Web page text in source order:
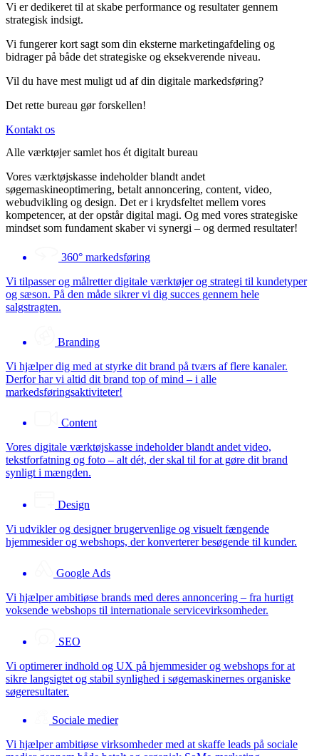
Vi er dedikeret til at skabe performance og resultater gennem
strategisk indsigt.
Vi fungerer kort sagt som din eksterne marketingafdeling og
bidrager på både det strategiske og eksekverende niveau.
Vil du have mest muligt ud af din digitale markedsføring?
Det rette bureau gør forskellen!
Kontakt os
Alle værktøjer samlet hos ét digitalt bureau
Vores værktøjskasse indeholder blandt andet
søgemaskineoptimering, betalt annoncering, content, video,
webudvikling og design. Det er i krydsfeltet mellem vores
kompetencer, at der opstår digital magi. Og med vores strategiske
mindset som fundament skaber vi synergi – og dermed resultater!
360° markedsføring
Vi tilpasser og målretter digitale værktøjer og strategi til kundetyper
og sæson. På den måde sikrer vi dig succes gennem hele
salgstragten.
Branding
Vi hjælper dig med at styrke dit brand på tværs af flere kanaler.
Derfor har vi altid dit brand top of mind – i alle
markedsføringsaktiviteter!
Content
Vores digitale værktøjskasse indeholder blandt andet video,
tekstforfatning og foto – alt dét, der skal til for at gøre dit brand
synligt i mængden.
Design
Vi udvikler og designer brugervenlige og visuelt fængende
hjemmesider og webshops, der konverterer besøgende til kunder.
Google Ads
Vi hjælper ambitiøse brands med deres annoncering – fra hurtigt
voksende webshops til internationale servicevirksomheder.
SEO
Vi optimerer indhold og UX på hjemmesider og webshops for at
sikre langsigtet og stabil synlighed i søgemaskinernes organiske
søgeresultater.
Sociale medier
Vi hjælper ambitiøse virksomheder med at skaffe leads på sociale